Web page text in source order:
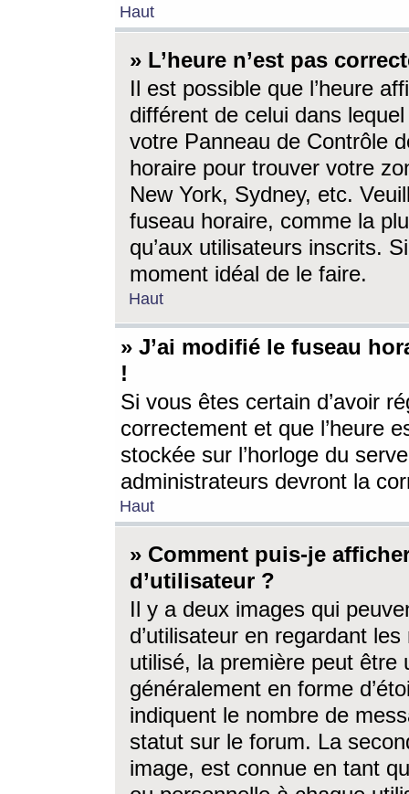
Haut
» L’heure n’est pas
Il est possible que l’heure
différent de celui dans
votre Panneau de Contrôle
horaire pour trouver votre
New York, Sydney, etc.
fuseau horaire, comme la
qu’aux utilisateurs inscrits.
moment idéal de le faire.
Haut
» J’ai modifié le fuseau
!
Si vous êtes certain d’avoir
correctement et que l’heure
stockée sur l’horloge du
administrateurs devront la
Haut
» Comment puis-je
d’utilisateur ?
Il y a deux images qui
d’utilisateur en regardant
utilisé, la première peut être
généralement en forme
indiquent le nombre de
statut sur le forum. La
image, est connue en tant